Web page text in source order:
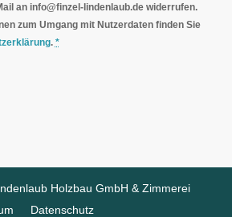
an info@finzel-lindenlaub.de widerrufen.
zum Umgang mit Nutzerdaten finden Sie
. *
Holzbau GmbH & Zimmerei
Datenschutz